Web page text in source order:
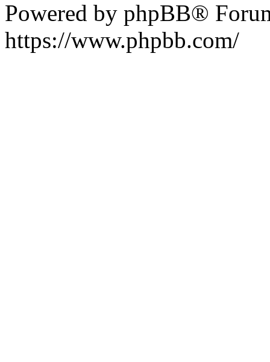
Powered by phpBB®
https://www.phpbb.com/